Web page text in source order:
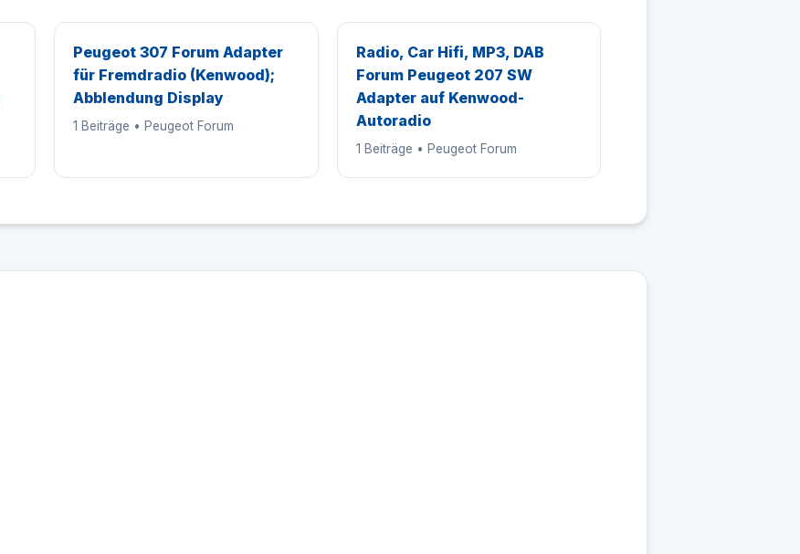
Peugeot 307 Forum Adapter
für Fremdradio (Kenwood);
Abblendung Display
1 Beiträge • Peugeot Forum
Radio, Car Hifi, MP3, DAB
Forum Peugeot 207 SW
Adapter auf Kenwood-
Autoradio
1 Beiträge • Peugeot Forum